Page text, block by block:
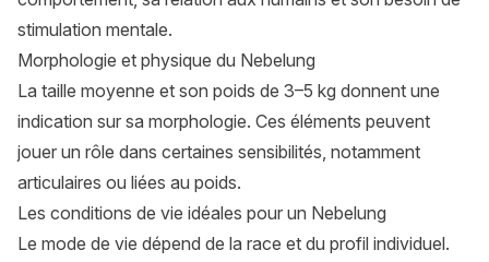
stimulation mentale.
Morphologie et physique du Nebelung
La taille moyenne et son poids de 3–5 kg donnent une
indication sur sa morphologie. Ces éléments peuvent
jouer un rôle dans certaines sensibilités, notamment
articulaires ou liées au poids.
Les conditions de vie idéales pour un Nebelung
Le mode de vie dépend de la race et du profil individuel.